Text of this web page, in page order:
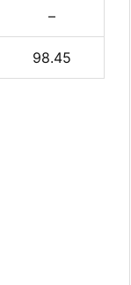
–
98.45